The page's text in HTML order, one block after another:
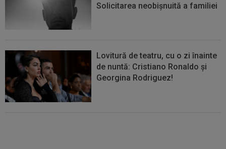
Solicitarea neobișnuită a familiei
Lovitură de teatru, cu o zi înainte
de nuntă: Cristiano Ronaldo și
Georgina Rodriguez!